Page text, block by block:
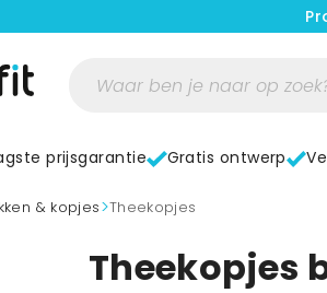
prijsgarantie Gratis ontwerp
& kopjes> Theekopjes
Theekopjes